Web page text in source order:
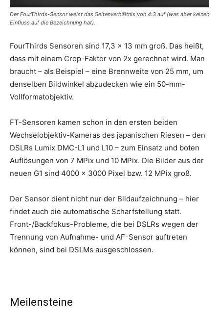
Der FourThirds-Sensor weist das Seitenverhältnis von 4:3 auf (was aber keinen
Einfluss auf die Bezeichnung hat).
FourThirds Sensoren sind 17,3 x 13 mm groß. Das heißt,
dass mit einem Crop-Faktor von 2x gerechnet wird. Man
braucht – als Beispiel – eine Brennweite von 25 mm, um
denselben Bildwinkel abzudecken wie ein 50-mm-
Vollformatobjektiv.
FT-Sensoren kamen schon in den ersten beiden
Wechselobjektiv-Kameras des japanischen Riesen – den
DSLRs Lumix DMC-L1 und L10 – zum Einsatz und boten
Auflösungen von 7 MPix und 10 MPix. Die Bilder aus der
neuen G1 sind 4000 x 3000 Pixel bzw. 12 MPix groß.
Der Sensor dient nicht nur der Bildaufzeichnung – hier
findet auch die automatische Scharfstellung statt.
Front-/Backfokus-Probleme, die bei DSLRs wegen der
Trennung von Aufnahme- und AF-Sensor auftreten
können, sind bei DSLMs ausgeschlossen.
Meilensteine